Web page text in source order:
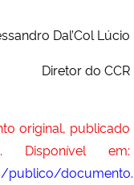
Dal’Col Lúcio
Diretor do CCR
original, publicado
Disponível em:
publico/